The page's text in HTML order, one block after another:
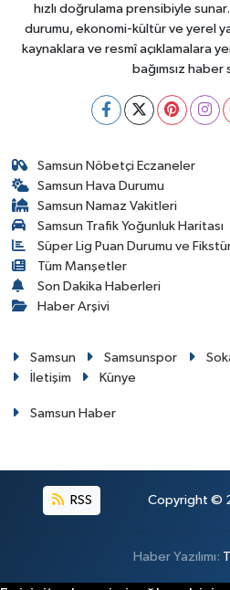
hızlı doğrulama prensibiyle
durumu, ekonomi-kültür ve yerel
kaynaklara ve resmî açıklamalara
bağımsız haber
Samsun Nöbetçi Eczaneler
Samsun Hava Durumu
Samsun Namaz Vakitleri
Samsun Trafik Yoğunluk Haritası
Süper Lig Puan Durumu ve
Tüm Manşetler
Son Dakika Haberleri
Haber Arşivi
Samsun Samsunspor
İletişim
Künye
Samsun Haber
RSS Copyright ©
Haber Yazılımı: